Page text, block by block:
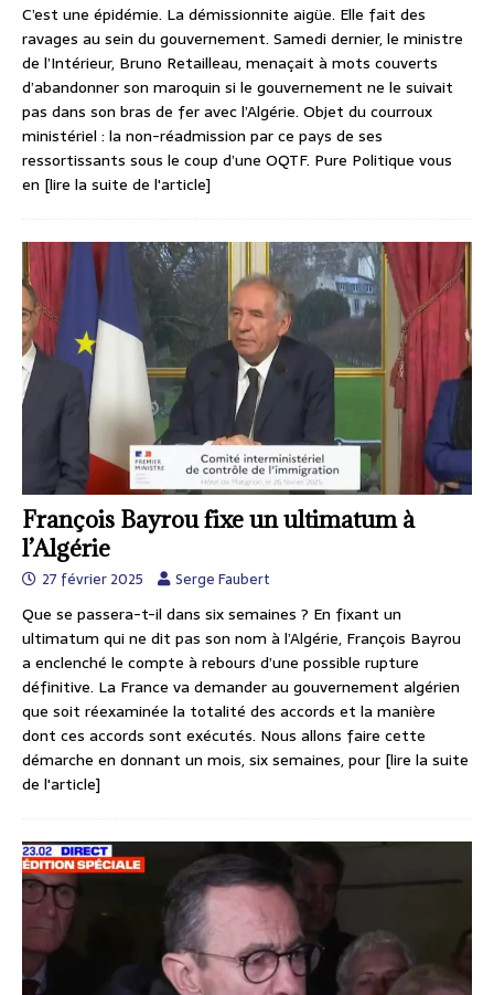
C’est une épidémie. La démissionnite aigüe. Elle fait des
ravages au sein du gouvernement. Samedi dernier, le ministre
de l’Intérieur, Bruno Retailleau, menaçait à mots couverts
d’abandonner son maroquin si le gouvernement ne le suivait
pas dans son bras de fer avec l’Algérie. Objet du courroux
ministériel : la non-réadmission par ce pays de ses
ressortissants sous le coup d’une OQTF. Pure Politique vous
en [lire la suite de l'article]
François Bayrou fixe un ultimatum à
l’Algérie
27 février 2025 Serge Faubert
Que se passera-t-il dans six semaines ? En fixant un
ultimatum qui ne dit pas son nom à l’Algérie, François Bayrou
a enclenché le compte à rebours d’une possible rupture
définitive. La France va demander au gouvernement algérien
que soit réexaminée la totalité des accords et la manière
dont ces accords sont exécutés. Nous allons faire cette
démarche en donnant un mois, six semaines, pour [lire la suite
de l'article]